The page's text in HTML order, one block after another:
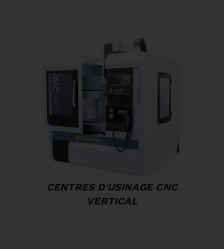
CENTRES D'USINAGE CNC
VERTICAL